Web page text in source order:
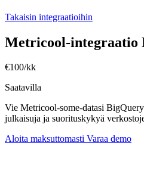
Takaisin integraatioihin
Metricool-integraatio
€100/kk
Saatavilla
Vie Metricool-some-datasi
julkaisuja ja suorituskykyä
Aloita maksuttomasti Varaa demo